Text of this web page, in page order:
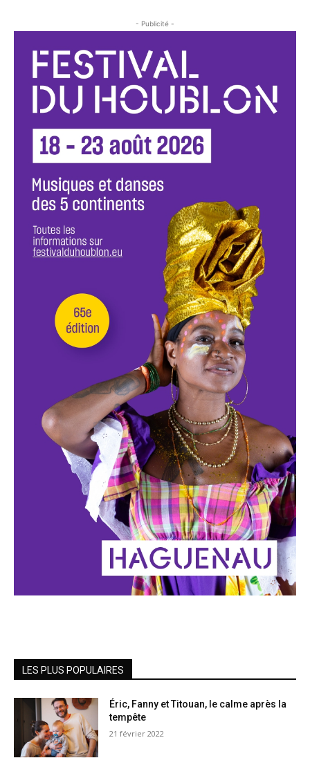
- Publicité -
LES PLUS POPULAIRES
Éric, Fanny et Titouan, le calme après la
tempête
21 février 2022